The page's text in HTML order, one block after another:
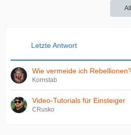
Letzte Antwort
Wie vermeide ich
Kornstab
Video-Tutorials für Einsteiger
CRusko